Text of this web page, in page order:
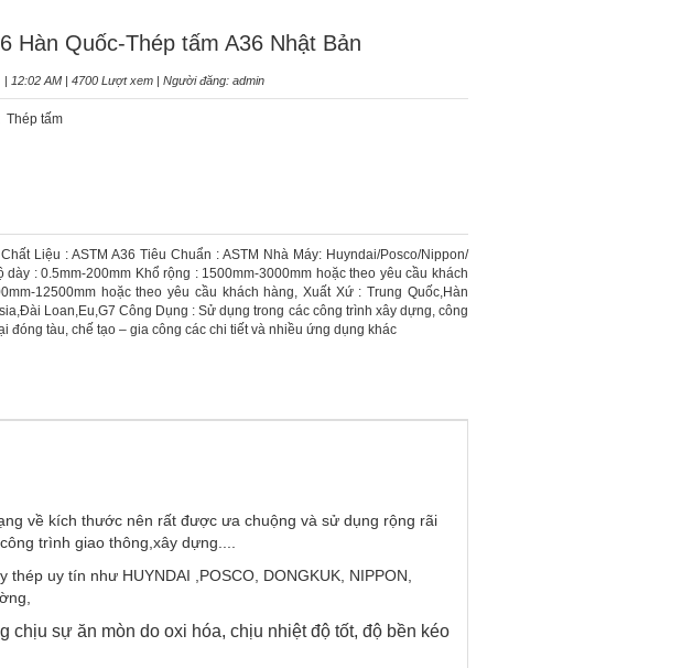
Hàn Quốc-Thép tấm A36 Nhật Bản
12:02 AM | 4700 Lượt xem | Người đăng: admin
Thép tấm
Liệu : ASTM A36 Tiêu Chuẩn : ASTM Nhà Máy: Huyndai/Posco/Nippon/
dày : 0.5mm-200mm Khổ rộng : 1500mm-3000mm hoặc theo yêu cầu khách
12500mm hoặc theo yêu cầu khách hàng, Xuất Xứ : Trung Quốc,Hàn
Loan,Eu,G7 Công Dụng : Sử dụng trong các công trình xây dựng, công
đóng tàu, chế tạo – gia công các chi tiết và nhiều ứng dụng khác
về kích thước nên rất được ưa chuộng và sử dụng rộng rãi
trình giao thông,xây dựng....
uy tín như HUYNDAI ,POSCO, DONGKUK, NIPPON,
chịu sự ăn mòn do oxi hóa, chịu nhiệt độ tốt, độ bền kéo